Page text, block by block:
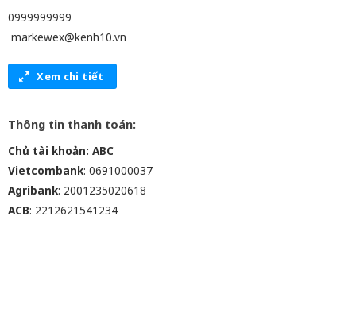
0999999999
markewex@kenh10.vn
Xem chi tiết
Thông tin thanh toán:
Chủ tài khoản: ABC
Vietcombank: 0691000037
Agribank: 2001235020618
ACB: 2212621541234